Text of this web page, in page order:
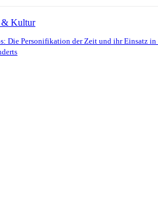
& Kultur
Die Personifikation der Zeit und ihr Einsatz in